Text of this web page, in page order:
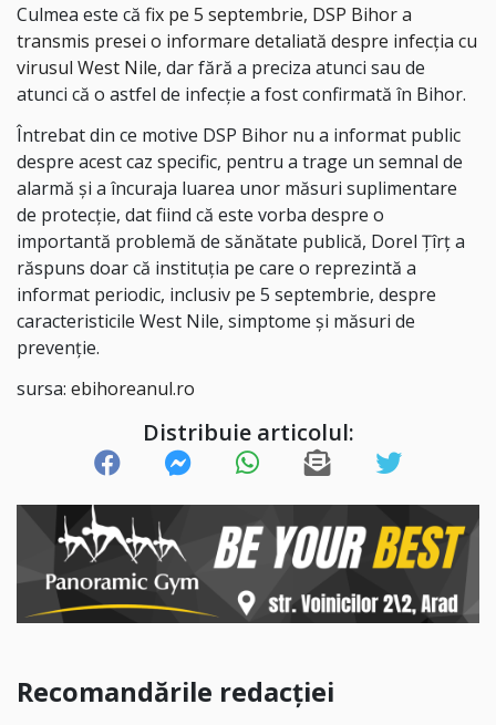
Culmea este că fix pe 5 septembrie, DSP Bihor a
transmis presei o informare detaliată despre infecția cu
virusul West Nile, dar fără a preciza atunci sau de
atunci că o astfel de infecție a fost confirmată în Bihor.
Întrebat din ce motive DSP Bihor nu a informat public
despre acest caz specific, pentru a trage un semnal de
alarmă și a încuraja luarea unor măsuri suplimentare
de protecție, dat fiind că este vorba despre o
importantă problemă de sănătate publică, Dorel Țîrț a
răspuns doar că instituția pe care o reprezintă a
informat periodic, inclusiv pe 5 septembrie, despre
caracteristicile West Nile, simptome și măsuri de
prevenție.
sursa: ebihoreanul.ro
Distribuie articolul:
Recomandările redacției